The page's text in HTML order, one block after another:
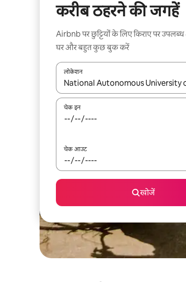
करीब ठहरने की जगहें
Airbnb पर छुट्टियों के लिए किराए पर
घर और बहुत कुछ बुक करें
लोकेशन
नतीजों के उपलब्ध होने पर, अप और डाउन 'ऐरो
चेक इन
चेक आउट
खोजें